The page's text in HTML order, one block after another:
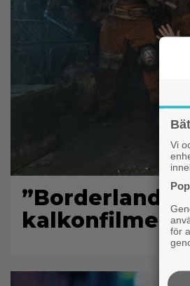
kalkonfilmen
Vi
för